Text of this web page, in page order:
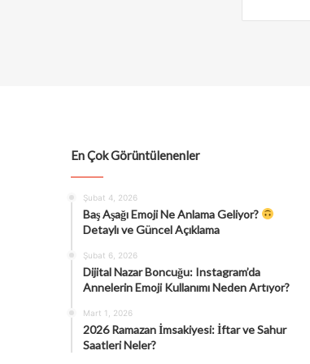
En Çok Görüntülenenler
Şubat 4, 2026
Baş Aşağı Emoji Ne Anlama Geliyor?
Detaylı ve Güncel Açıklama
Şubat 6, 2026
Dijital Nazar Boncuğu: Instagram’da
Annelerin Emoji Kullanımı Neden Artıyor?
Mart 1, 2026
2026 Ramazan İmsakiyesi: İftar ve Sahur
Saatleri Neler?